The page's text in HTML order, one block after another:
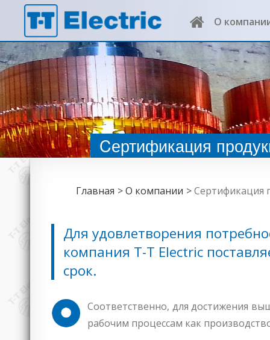
О
Cертификация
Главная О компании Cертификация
Для удовлетворения
компания T-T Electric
срок.
Соответственно, для достижения
рабочим процессам как